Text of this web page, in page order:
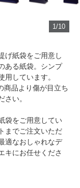
1/10
げ紙袋をご用意し
ある紙袋。シンプ
用しています。
商品より傷が目立ち
さい。
袋をご用意してい
までご注文いただ
適なおしゃれなデ
キにお任せくださ